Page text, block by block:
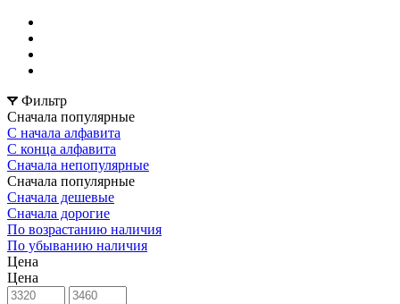
Фильтр
Сначала популярные
С начала алфавита
С конца алфавита
Сначала непопулярные
Сначала популярные
Сначала дешевые
Сначала дорогие
По возрастанию наличия
По убыванию наличия
Цена
Цена